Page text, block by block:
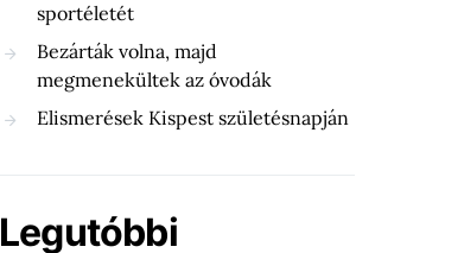
sportéletét
Bezárták volna, majd
megmenekültek az óvodák
Elismerések Kispest születésnapján
Legutóbbi